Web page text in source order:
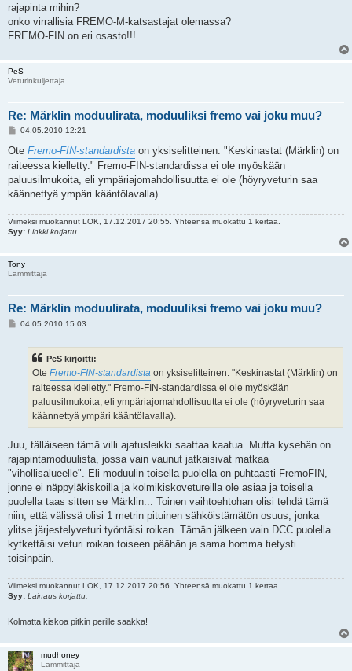
t
i
rajapinta mihin?
onko virrallisia FREMO-M-katsastajat olemassa?
FREMO-FIN on eri osasto!!!
PeS
Veturinkuljettaja
Re: Märklin moduulirata, moduuliksi fremo vai joku muu?
V
e
t
i
04.05.2010 12:21
Ote Fremo-FIN-standardista on yksiselitteinen: "Keskinastat (Märklin) on
raiteessa kielletty." Fremo-FIN-standardissa ei ole myöskään
paluusilmukoita, eli ympäriajomahdollisuutta ei ole (höyryveturin saa
käännettyä ympäri kääntölavalla).
Viimeksi muokannut LOK, 17.12.2017 20:55. Yhteensä muokattu 1 kertaa.
Syy: Linkki korjattu.
Tony
Lämmittäjä
Re: Märklin moduulirata, moduuliksi fremo vai joku muu?
V04.05.2010 15:03
PeS kirjoitti:
Ote Fremo-FIN-standardista on yksiselitteinen: "Keskinastat (Märklin) on
raiteessa kielletty." Fremo-FIN-standardissa ei ole myöskään
paluusilmukoita, eli ympäriajomahdollisuutta ei ole (höyryveturin saa
käännettyä ympäri kääntölavalla).
Juu, tälläiseen tämä villi ajatusleikki saattaa kaatua. Mutta kysehän on
rajapintamoduulista, jossa vain vaunut jatkaisivat matkaa
"vihollisalueelle". Eli moduulin toisella puolella on puhtaasti FremoFIN,
jonne ei näppyläkiskoilla ja kolmikiskovetureilla ole asiaa ja toisella
puolella taas sitten se Märklin... Toinen vaihtoehtohan olisi tehdä tämä
niin, että välissä olisi 1 metrin pituinen sähköistämätön osuus, jonka
ylitse järjestelyveturi työntäisi roikan. Tämän jälkeen vain DCC puolella
kytkettäisi veturi roikan toiseen päähän ja sama homma tietysti
toisinpäin.
Viimeksi muokannut LOK , 17.12.2017 20:56. Yhteensä muokattu 1 kertaa.
Syy: Lainaus korjattu.
Kolmatta kiskoa pitkin perille saakka!
mudhoney
Lämmittäjä